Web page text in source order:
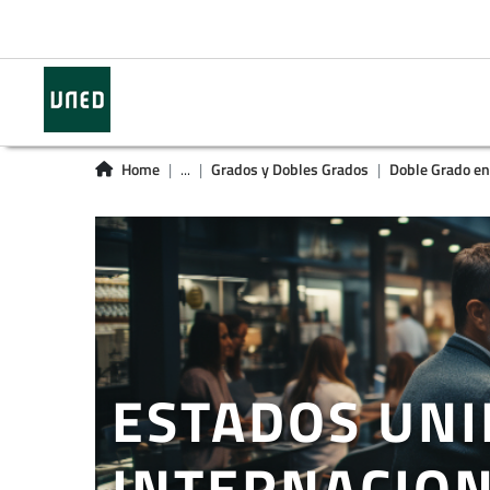
Home ... Grados y Dobles Grados Doble Grado
ESTADOS